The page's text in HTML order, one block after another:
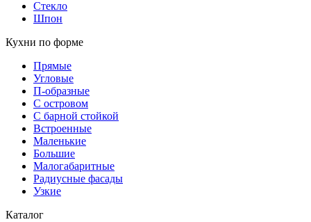
Стекло
Шпон
Кухни по форме
Прямые
Угловые
П-образные
С островом
С барной стойкой
Встроенные
Маленькие
Большие
Малогабаритные
Радиусные фасады
Узкие
Каталог